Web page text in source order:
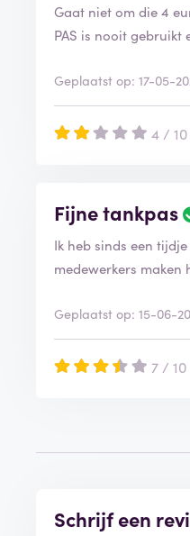
Gaat niet om die 4
PAS is nooit gebruikt
Geplaatst op: 17-05-
4 / 10
Fijne tankpas
Ik heb sinds een
medewerkers
Geplaatst op: 15-06-
7 / 10
Schrijf een